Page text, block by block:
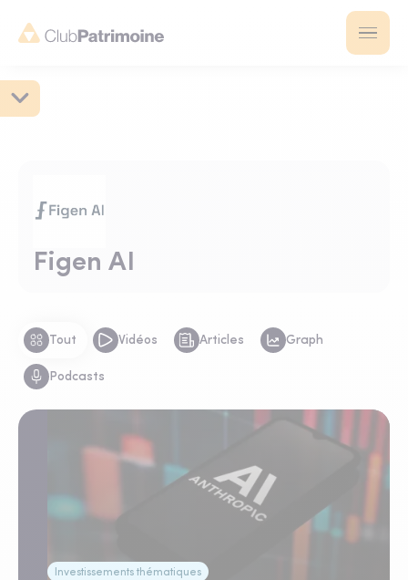
Figen AI
Tout Vidéos Articles Graph
Podcasts
Investissements thématiques